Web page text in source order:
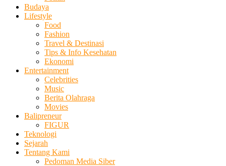
Budaya
Lifestyle
Food
Fashion
Travel & Destinasi
Tips & Info Kesehatan
Ekonomi
Entertainment
Celebrities
Music
Berita Olahraga
Movies
Balipreneur
FIGUR
Teknologi
Sejarah
Tentang Kami
Pedoman Media Siber